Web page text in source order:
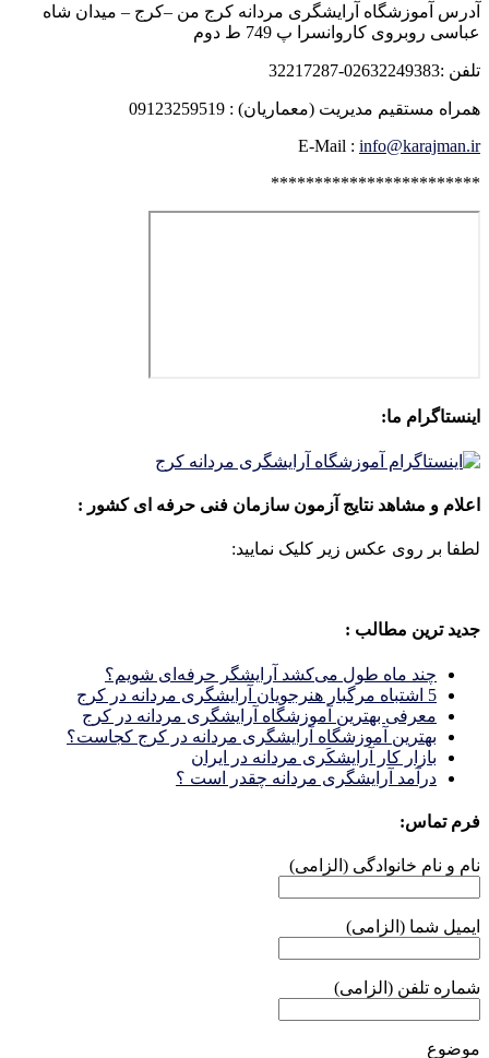
آدرس آموزشگاه آرایشگری مردانه کرج من –کرج – میدان شاه
عباسی روبروی کاروانسرا پ 749 ط دوم
تلفن :02632249383-32217287
همراه مستقیم مدیریت (معماریان) : 09123259519
E-Mail : info@karajman.ir
************************
اینستاگرام ما:
اعلام و مشاهد نتایج آزمون سازمان فنی حرفه ای کشور :
لطفا بر روی عکس زیر کلیک نمایید:
جدید ترین مطالب :
چند ماه طول می‌کشد آرایشگر حرفه‌ای شویم؟
5 اشتباه مرگبار هنرجویان آرایشگری مردانه در کرج
معرفی بهترین آموزشگاه آرایشگری مردانه در کرج
بهترین آموزشگاه آرایشگری مردانه در کرج کجاست؟
بازار كار آرايشكَرى مردانه در ايران
درآمد آرایشگری مردانه چقدر است ؟
فرم تماس:
نام و نام خانوادگی (الزامی)
ایمیل شما (الزامی)
شماره تلفن (الزامی)
موضوع